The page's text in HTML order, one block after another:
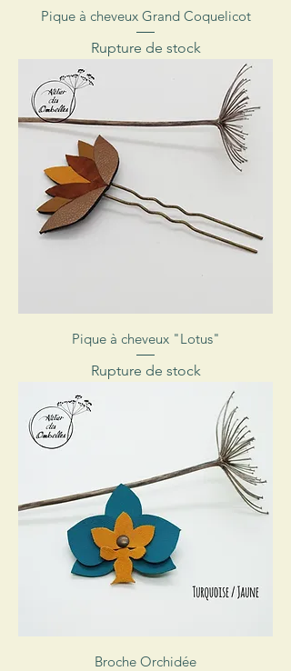
Pique à cheveux Grand Coquelicot
Rupture de stock
Pique à cheveux "Lotus"
Rupture de stock
Broche Orchidée